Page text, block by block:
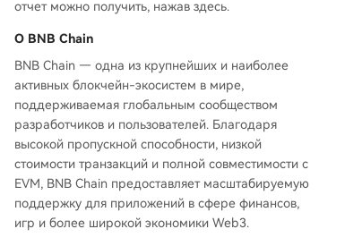
отчет можно получить, нажав здесь.
О BNB Chain
BNB Chain — одна из крупнейших и наиболее
активных блокчейн-экосистем в мире,
поддерживаемая глобальным сообществом
разработчиков и пользователей. Благодаря
высокой пропускной способности, низкой
стоимости транзакций и полной совместимости с
EVM, BNB Chain предоставляет масштабируемую
поддержку для приложений в сфере финансов,
игр и более широкой экономики Web3.